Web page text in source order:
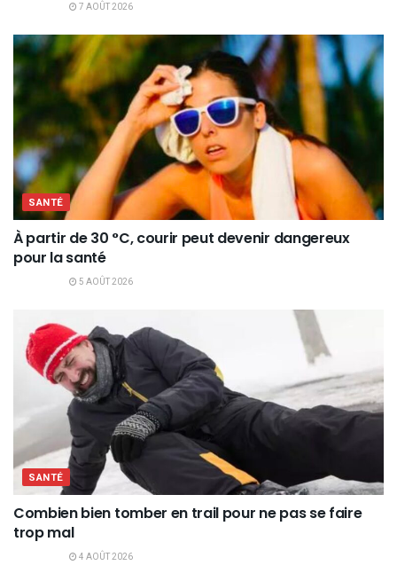
7 AOÛT 2026
SANTÉ
À partir de 30 °C, courir peut devenir dangereux
pour la santé
5 AOÛT 2026
SANTÉ
Combien bien tomber en trail pour ne pas se faire
trop mal
4 AOÛT 2026